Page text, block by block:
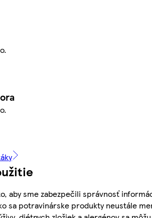
aby sme zabezpečili správnosť
sa potravinárske produkty neustále